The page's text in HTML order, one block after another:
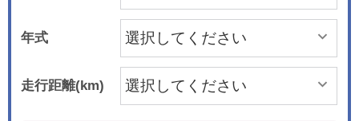
年式
走行距離(km)